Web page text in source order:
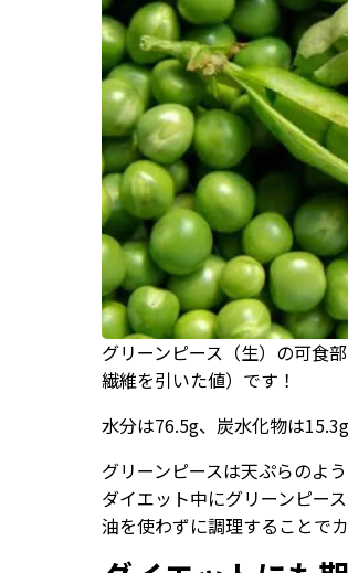
グリーンピース（生）の可食
繊維を引いた値）です！
水分は76.5g、炭水化物は
グリーンピースは天ぷらのよ
ダイエット中にグリーンピー
油を使わずに調理することで